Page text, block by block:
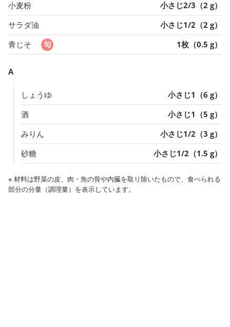
小麦粉
小さじ2/3（2 g）
サラダ油
小さじ1/2（2 g）
青じそ
1枚（0.5 g）
A
しょうゆ
小さじ1（6 g）
酒
小さじ1（5 g）
みりん
小さじ1/2（3 g）
砂糖
小さじ1/2（1.5 g）
※ 材料は野菜の皮、肉・魚の骨や内臓を取り除いたもので、食べられる
部分の分量（調理量）を表示しています。